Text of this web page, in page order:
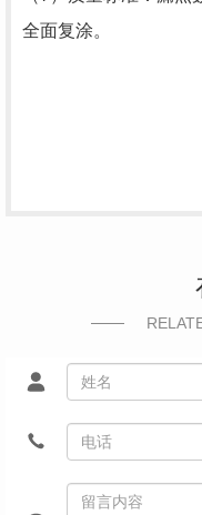
全面复涂。